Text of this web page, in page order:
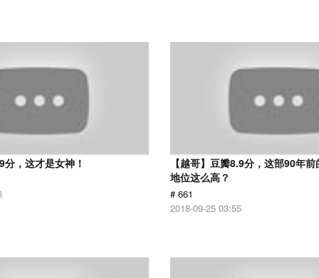
，这才是女神！
【越哥】豆瓣8.9分，这部90年
地位这么高？
# 661
2018-09-25 03:55